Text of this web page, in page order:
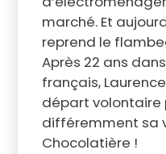
marché. Et
reprend le
Après 22 ans
français,
départ volontaire
différemment sa
Chocolatière !